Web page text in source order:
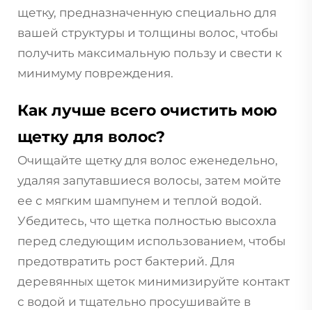
щетку, предназначенную специально для
вашей структуры и толщины волос, чтобы
получить максимальную пользу и свести к
минимуму повреждения.
Как лучше всего очистить мою
щетку для волос?
Очищайте щетку для волос еженедельно,
удаляя запутавшиеся волосы, затем мойте
ее с мягким шампунем и теплой водой.
Убедитесь, что щетка полностью высохла
перед следующим использованием, чтобы
предотвратить рост бактерий. Для
деревянных щеток минимизируйте контакт
с водой и тщательно просушивайте в